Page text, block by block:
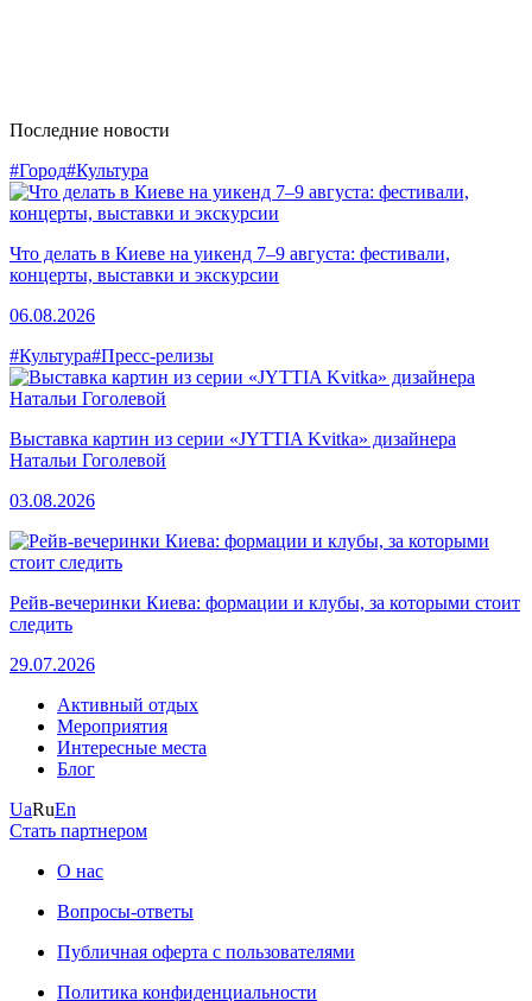
Последние новости
#Город#Культура
Что делать в Киеве на уикенд 7–9 августа: фестивали,
концерты, выставки и экскурсии
06.08.2026
#Культура#Пресс-релизы
Выставка картин из серии «JYTTIA Kvitka» дизайнера
Натальи Гоголевой
03.08.2026
Рейв-вечеринки Киева: формации и клубы, за которыми стоит
следить
29.07.2026
Активный отдых
Мероприятия
Интересные места
Блог
UaRuEn
Стать партнером
О нас
Вопросы-ответы
Публичная оферта с пользователями
Политика конфиденциальности